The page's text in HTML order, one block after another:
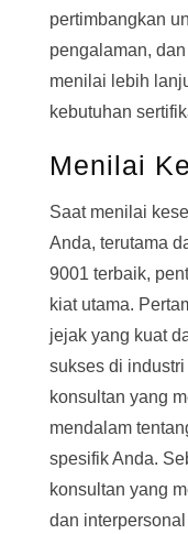
pertimbangkan
pengalaman,
menilai lebih
kebutuhan
Menilai
Saat menilai
Anda, terutama
9001 terbaik,
kiat utama.
jejak yang kuat
sukses di
konsultan yang
mendalam
spesifik Anda.
konsultan yang
dan